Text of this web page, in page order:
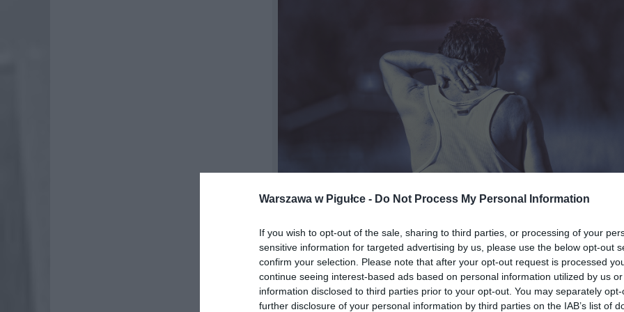
Warszawa w Pigułce - Do Not Process My Personal Information
If you wish to opt-out of the sale, sharing to third parties, or processing of your
sensitive information for targeted advertising by us, please use the below opt-out
confirm your selection. Please note that after your opt-out request is processed
continue seeing interest-based ads based on personal information utilized by us
information disclosed to third parties prior to your opt-out. You may separately
further disclosure of your personal information by third parties on the IAB’s list of
Fot. Pixabay
Meszki to bardzo małe, około sześciomilimetrowe owady.
błyskawicznym tempie w wilgotnych miejscach i chętnie odwiedzają
zamieszkałe przez ludzi i zwierzęta. Samce żywią się nektarem kwiatów i